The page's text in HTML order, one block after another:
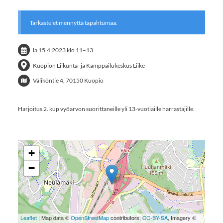
Tarkastelet mennyttä tapahtumaa.
la 15.4.2023 klo 11–13
Kuopion Liikunta- ja Kamppailukeskus Liike
Väliköntie 4, 70150 Kuopio
Harjoitus 2. kup vyöarvon suorittaneille yli 13-vuotiaille harrastajille.
+
−
Leaflet| Map data ©OpenStreetMapcontributors,CC-BY-SA, Imagery ©